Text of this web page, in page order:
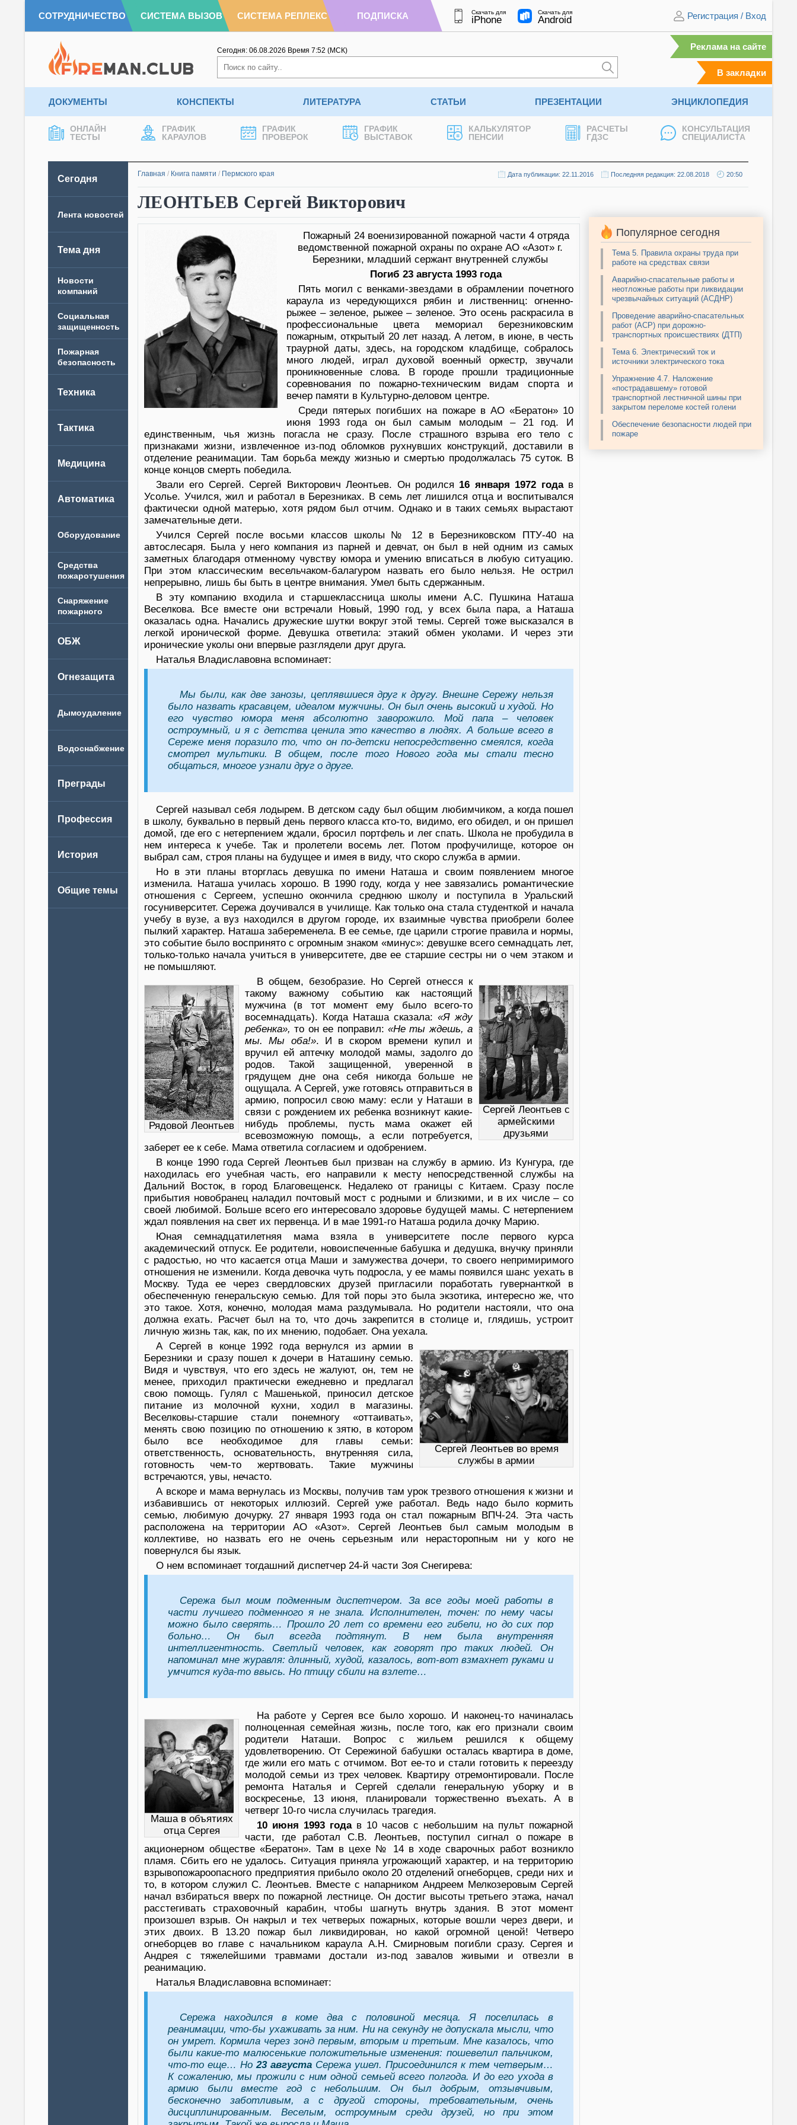
СОТРУДНИЧЕСТВО СИСТЕМА ВЫЗОВ СИСТЕМА РЕПЛЕКС ПОДПИСКА Скачать для
iPhone
Скачать для
Android Регистрация / Вход
Сегодня: 06.08.2026 Время 7:52 (МСК) Реклама на сайте
В закладки
ДОКУМЕНТЫ КОНСПЕКТЫ ЛИТЕРАТУРА СТАТЬИ ПРЕЗЕНТАЦИИ ЭНЦИКЛОПЕДИЯ
ОНЛАЙН
ТЕСТЫ
ГРАФИК
КАРАУЛОВ
ГРАФИК
ПРОВЕРОК
ГРАФИК
ВЫСТАВОК
КАЛЬКУЛЯТОР
ПЕНСИИ
РАСЧЕТЫ
ГДЗС
КОНСУЛЬТАЦИЯ
СПЕЦИАЛИСТА
Сегодня
Лента новостей
Тема дня
Новости
компаний
Главная / Книга памяти / Пермского края Дата публикации: 22.11.2016 Последняя редакция: 22.08.2018 20:50
ЛЕОНТЬЕВ Сергей Викторович
Пожарный 24 военизированной пожарной части 4 отряда
ведомственной пожарной охраны по охране АО «Азот» г.
Березники, младший сержант внутренней службы
Погиб 23 августа 1993 года
Пять могил с венками-звездами в обрамлении почетного
караула из чередующихся рябин и лиственниц: огненно-
рыжее – зеленое, рыжее – зеленое. Это осень раскрасила в
профессиональные цвета мемориал березниковским
пожарным, открытый 20 лет назад. А летом, в июне, в честь
траурной даты, здесь, на городском кладбище, собралось
много людей, играл духовой военный оркестр, звучали
проникновенные слова. В городе прошли традиционные
соревнования по пожарно-техническим видам спорта и
вечер памяти в Культурно-деловом центре.
Среди пятерых погибших на пожаре в АО «Бератон» 10
июня 1993 года он был самым молодым – 21 год. И
единственным, чья жизнь погасла не сразу. После страшного взрыва его тело с
признаками жизни, извлеченное из-под обломков рухнувших конструкций, доставили в
отделение реанимации. Там борьба между жизнью и смертью продолжалась 75 суток. В
конце концов смерть победила.
Звали его Сергей. Сергей Викторович Леонтьев. Он родился 16 января 1972 годав
Усолье. Учился, жил и работал в Березниках. В семь лет лишился отца и воспитывался
фактически одной матерью, хотя рядом был отчим. Однако и в таких семьях вырастают
замечательные дети.
Учился Сергей после восьми классов школы № 12 в Березниковском ПТУ-40 на
автослесаря. Была у него компания из парней и девчат, он был в ней одним из самых
заметных благодаря отменному чувству юмора и умению вписаться в любую ситуацию.
При этом классическим весельчаком-балагуром назвать его было нельзя. Не острил
непрерывно, лишь бы быть в центре внимания. Умел быть сдержанным.
В эту компанию входила и старшеклассница школы имени А.С. Пушкина Наташа
Веселкова. Все вместе они встречали Новый, 1990 год, у всех была пара, а Наташа
оказалась одна. Начались дружеские шутки вокруг этой темы. Сергей тоже высказался в
легкой иронической форме. Девушка ответила: этакий обмен уколами. И через эти
иронические уколы они впервые разглядели друг друга.
Наталья Владиславовна вспоминает:
Мы были, как две занозы, цеплявшиеся друг к другу. Внешне Сережу нельзя
было назвать красавцем, идеалом мужчины. Он был очень высокий и худой. Но
его чувство юмора меня абсолютно заворожило. Мой папа – человек
остроумный, и я с детства ценила это качество в людях. А больше всего в
Сереже меня поразило то, что он по-детски непосредственно смеялся, когда
смотрел мультики. В общем, после того Нового года мы стали тесно
общаться, многое узнали друг о друге.
Сергей называл себя лодырем. В детском саду был общим любимчиком, а когда пошел
в школу, буквально в первый день первого класса кто-то, видимо, его обидел, и он пришел
домой, где его с нетерпением ждали, бросил портфель и лег спать. Школа не пробудила в
нем интереса к учебе. Так и пролетели восемь лет. Потом профучилище, которое он
выбрал сам, строя планы на будущее и имея в виду, что скоро служба в армии.
Но в эти планы вторглась девушка по имени Наташа и своим появлением многое
изменила. Наташа училась хорошо. В 1990 году, когда у нее завязались романтические
отношения с Сергеем, успешно окончила среднюю школу и поступила в Уральский
госуниверситет. Сережа доучивался в училище. Как только она стала студенткой и начала
учебу в вузе, а вуз находился в другом городе, их взаимные чувства приобрели более
пылкий характер. Наташа забеременела. В ее семье, где царили строгие правила и нормы,
это событие было воспринято с огромным знаком «минус»: девушке всего семнадцать лет,
только-только начала учиться в университете, две ее старшие сестры ни о чем этаком и
не помышляют.
Рядовой Леонтьев
Сергей Леонтьев с
армейскими
друзьями
В общем, безобразие. Но Сергей отнесся к
такому важному событию как настоящий
мужчина (в тот момент ему было всего-то
восемнадцать). Когда Наташа сказала: «Я жду
ребенка»,то он ее поправил: «Не ты ждешь, а
мы. Мы оба!». И в скором времени купил и
вручил ей аптечку молодой мамы, задолго до
родов. Такой защищенной, уверенной в
грядущем дне она себя никогда больше не
ощущала. А Сергей, уже готовясь отправиться в
армию, попросил свою маму: если у Наташи в
связи с рождением их ребенка возникнут какие-
нибудь проблемы, пусть мама окажет ей
всевозможную помощь, а если потребуется,
заберет ее к себе. Мама ответила согласием и одобрением.
В конце 1990 года Сергей Леонтьев был призван на службу в армию. Из Кунгура, где
находилась его учебная часть, его направили к месту непосредственной службы на
Дальний Восток, в город Благовещенск. Недалеко от границы с Китаем. Сразу после
прибытия новобранец наладил почтовый мост с родными и близкими, и в их числе – со
своей любимой. Больше всего его интересовало здоровье будущей мамы. С нетерпением
ждал появления на свет их первенца. И в мае 1991-го Наташа родила дочку Марию.
Юная семнадцатилетняя мама взяла в университете после первого курса
академический отпуск. Ее родители, новоиспеченные бабушка и дедушка, внучку приняли
с радостью, но что касается отца Маши и замужества дочери, то своего непримиримого
отношения не изменили. Когда девочка чуть подросла, у ее мамы появился шанс уехать в
Москву. Туда ее через свердловских друзей пригласили поработать гувернанткой в
обеспеченную генеральскую семью. Для той поры это была экзотика, интересно же, что
это такое. Хотя, конечно, молодая мама раздумывала. Но родители настояли, что она
должна ехать. Расчет был на то, что дочь закрепится в столице и, глядишь, устроит
личную жизнь так, как, по их мнению, подобает. Она уехала.
Сергей Леонтьев во время
службы в армии
А Сергей в конце 1992 года вернулся из армии в
Березники и сразу пошел к дочери в Наташину семью.
Видя и чувствуя, что его здесь не жалуют, он, тем не
менее, приходил практически ежедневно и предлагал
свою помощь. Гулял с Машенькой, приносил детское
питание из молочной кухни, ходил в магазины.
Веселковы-старшие стали понемногу «оттаивать»,
менять свою позицию по отношению к зятю, в котором
было все необходимое для главы семьи:
ответственность, основательность, внутренняя сила,
готовность чем-то жертвовать. Такие мужчины
встречаются, увы, нечасто.
А вскоре и мама вернулась из Москвы, получив там урок трезвого отношения к жизни и
избавившись от некоторых иллюзий. Сергей уже работал. Ведь надо было кормить
семью, любимую дочурку. 27 января 1993 года он стал пожарным ВПЧ-24. Эта часть
расположена на территории АО «Азот». Сергей Леонтьев был самым молодым в
коллективе, но назвать его не очень серьезным или нерасторопным ни у кого не
повернулся бы язык.
О нем вспоминает тогдашний диспетчер 24-й части Зоя Снегирева:
Сережа был моим подменным диспетчером. За все годы моей работы в
части лучшего подменного я не знала. Исполнителен, точен: по нему часы
можно было сверять… Прошло 20 лет со времени его гибели, но до сих пор
больно… Он был всегда подтянут. В нем была внутренняя
интеллигентность. Светлый человек, как говорят про таких людей. Он
напоминал мне журавля: длинный, худой, казалось, вот-вот взмахнет руками и
умчится куда-то ввысь. Но птицу сбили на взлете…
Маша в объятиях
отца Сергея
На работе у Сергея все было хорошо. И наконец-то начиналась
полноценная семейная жизнь, после того, как его признали своим
родители Наташи. Вопрос с жильем решился к общему
удовлетворению. От Сережиной бабушки осталась квартира в доме,
где жили его мать с отчимом. Вот ее-то и стали готовить к переезду
молодой семьи из трех человек. Квартиру отремонтировали. После
ремонта Наталья и Сергей сделали генеральную уборку и в
воскресенье, 13 июня, планировали торжественно въехать. А в
четверг 10-го числа случилась трагедия.
10 июня 1993 годав 10 часов с небольшим на пульт пожарной
части, где работал С.В. Леонтьев, поступил сигнал о пожаре в
акционерном обществе «Бератон». Там в цехе № 14 в ходе сварочных работ возникло
пламя. Сбить его не удалось. Ситуация приняла угрожающий характер, и на территорию
взрывопожароопасного предприятия прибыло около 20 отделений огнеборцев, среди них и
то, в котором служил С. Леонтьев. Вместе с напарником Андреем Мелкозеровым Сергей
начал взбираться вверх по пожарной лестнице. Он достиг высоты третьего этажа, начал
расстегивать страховочный карабин, чтобы шагнуть внутрь здания. В этот момент
произошел взрыв. Он накрыл и тех четверых пожарных, которые вошли через двери, и
этих двоих. В 13.20 пожар был ликвидирован, но какой огромной ценой! Четверо
огнеборцев во главе с начальником караула А.Н. Смирновым погибли сразу. Сергея и
Андрея с тяжелейшими травмами достали из-под завалов живыми и отвезли в
реанимацию.
Наталья Владиславовна вспоминает:
Сережа находился в коме два с половиной месяца. Я поселилась в
реанимации, что-бы ухаживать за ним. Ни на секунду не допускала мысли, что
он умрет. Кормила через зонд первым, вторым и третьим. Мне казалось, что
были какие-то малюсенькие положительные изменения: пошевелил пальчиком,
что-то еще… Но23 августа Сережа ушел. Присоединился к тем четверым…
К сожалению, мы прожили с ним одной семьей всего полгода. И до его ухода в
армию были вместе год с небольшим. Он был добрым, отзывчивым,
бесконечно заботливым, а с другой стороны, требовательным, очень
дисциплинированным. Веселым, остроумным среди друзей, но при этом
Популярное сегодня
Тема 5. Правила охраны труда при
работе на средствах связи
Аварийно-спасательные работы и
неотложные работы при ликвидации
чрезвычайных ситуаций (АСДНР)
Проведение аварийно-спасательных
работ (АСР) при дорожно-
транспортных происшествиях (ДТП)
Тема 6. Электрический ток и
источники электрического тока
Упражнение 4.7. Наложение
«пострадавшему» готовой
транспортной лестничной шины при
закрытом переломе костей голени
Обеспечение безопасности людей при
пожаре